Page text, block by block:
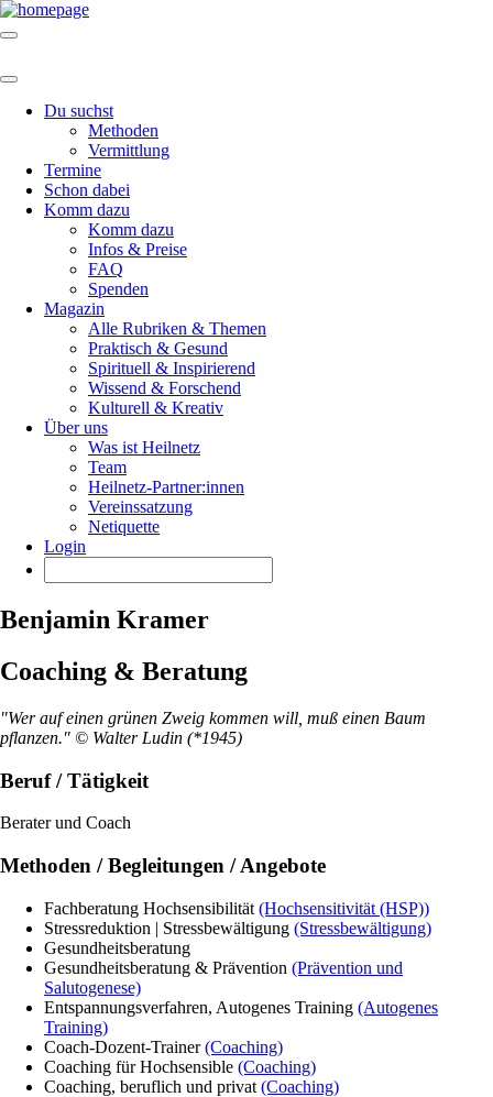
Du suchst
Methoden
Vermittlung
Termine
Schon dabei
Komm dazu
Komm dazu
Infos & Preise
FAQ
Spenden
Magazin
Alle Rubriken & Themen
Praktisch & Gesund
Spirituell & Inspirierend
Wissend & Forschend
Kulturell & Kreativ
Über uns
Was ist Heilnetz
Team
Heilnetz-Partner:innen
Vereinssatzung
Netiquette
Login
Benjamin Kramer
Coaching & Beratung
"Wer auf einen grünen Zweig kommen will, muß einen Baum
pflanzen." © Walter Ludin (*1945)
Beruf / Tätigkeit
Berater und Coach
Methoden / Begleitungen / Angebote
Fachberatung Hochsensibilität (Hochsensitivität (HSP))
Stressreduktion | Stressbewältigung (Stressbewältigung)
Gesundheitsberatung
Gesundheitsberatung & Prävention (Prävention und
Salutogenese)
Entspannungsverfahren, Autogenes Training (Autogenes
Training)
Coach-Dozent-Trainer(Coaching)
Coaching für Hochsensible (Coaching)
Coaching, beruflich und privat (Coaching)